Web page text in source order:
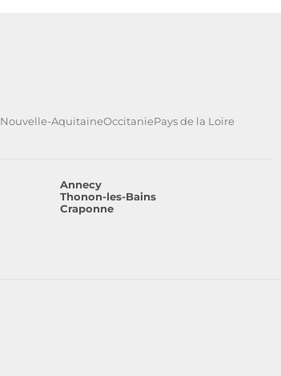
Nouvelle-AquitaineOccitaniePays de la Loire
Annecy
Thonon-les-Bains
Craponne